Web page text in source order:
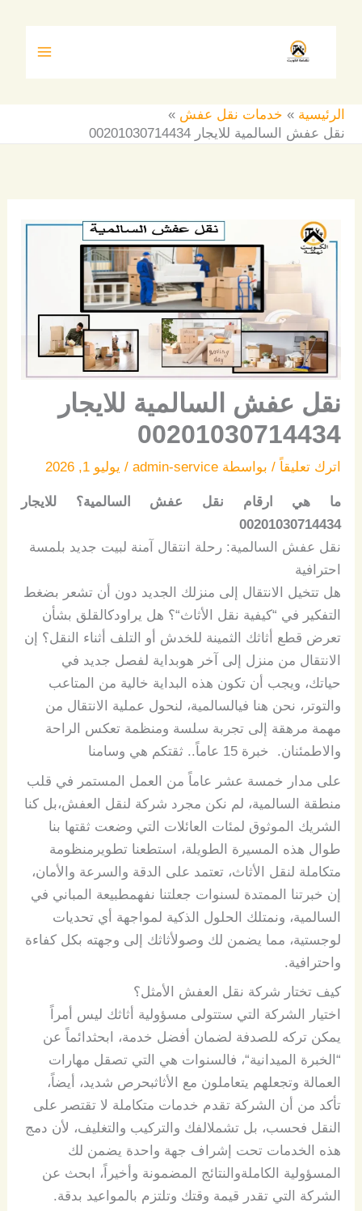
الرئيسية
خدمات نقل عفش
نقل عفش السالمية للايجار 00201030714434
نقل عفش السالمية للايجار
00201030714434
اترك تعليقاً / بواسطة admin-service
/ يوليو 1, 2026
ما هي ارقام نقل عفش السالمية؟ للايجار
00201030714434
نقل عفش السالمية: رحلة انتقال آمنة لبيت جديد بلمسة
احترافية
هل تتخيل الانتقال إلى منزلك الجديد دون أن تشعر بضغط
التفكير في “كيفية نقل الأثاث“؟ هل يراودكالقلق بشأن
تعرض قطع أثاثك الثمينة للخدش أو التلف أثناء النقل؟ إن
الانتقال من منزل إلى آخر هوبداية لفصل جديد في
حياتك، ويجب أن تكون هذه البداية خالية من
المتاعب
والتوتر ، نحن هنا فيالسالمية، لنحول عملية الانتقال من
مهمة مرهقة إلى تجربة سلسة ومنظمة تعكس
الراحة
والاطمئنان. خبرة 15 عاماً.. ثقتكم هي وسامنا
على مدار خمسة عشر عاماً من العمل المستمر في قلب
منطقة
السالمية، لم نكن مجرد شركة لنقل العفش،بل كنا
الشريك
الموثوق لمئات العائلات التي وضعت ثقتها بنا
طوال هذه المسيرة الطويلة، استطعنا تطوير منظومة
متكاملة لنقل الأثاث، تعتمد على الدقة والسرعة والأمان،
إن خبرتنا الممتدة لسنوات جعلتنا نفهمطبيعة المباني في
السالمية، ونمتلك الحلول الذكية لمواجهة أي تحديات
لوجستية، مما يضمن لك وصولأثاثك إلى وجهته بكل كفاءة
واحترافية.
كيف تختار شركة نقل العفش
الأمثل؟
اختيار
الشركة التي ستتولى مسؤولية أثاثك ليس
أمراً
يمكن تركه للصدفة لضمان أفضل خدمة، ابحثدائماً عن
“ الخبرة الميدانية“، فالسنوات هي التي تصقل مهارات
العمالة وتجعلهم يتعاملون مع الأثاثبحرص شديد،
أيضاً،
تأكد من أن الشركة تقدم خدمات متكاملة لا تقتصر على
النقل فحسب، بل تشملالفك والتركيب والتغليف، لأن دمج
هذه
الخدمات تحت إشراف جهة واحدة يضمن لك
المسؤولية
الكاملةوالنتائج المضمونة وأخيراً، ابحث عن
الشركة
التي تقدر قيمة وقتك وتلتزم بالمواعيد بدقة.